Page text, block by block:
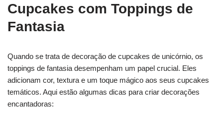
Cupcakes com Toppings de
Fantasia
Quando se trata de decoração de cupcakes de unicórnio, os
toppings de fantasia desempenham um papel crucial. Eles
adicionam cor, textura e um toque mágico aos seus cupcakes
temáticos. Aqui estão algumas dicas para criar decorações
encantadoras: